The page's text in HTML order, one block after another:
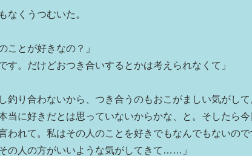
なくうつむいた。
ことが好きなの？」
す。だけどおつき合いするとかは考えられなくて」
釣り合わないから、つき合うのもおこがましい気がし
当に好きだとは思っていないからかな、と。そしたら
われて。私はその人のことを好きでもなんでもないの
の人の方がいいような気がしてきて……」